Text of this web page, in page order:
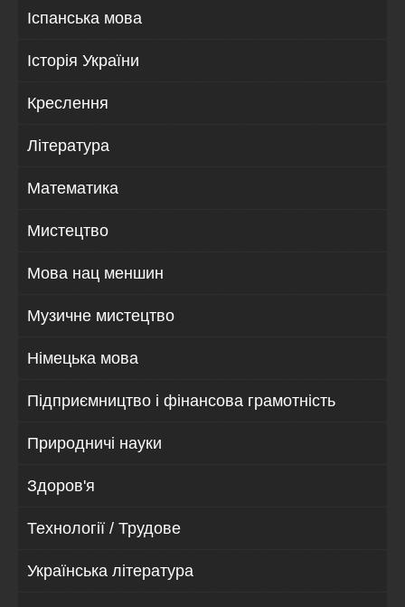
Іспанська мова
Історія України
Креслення
Література
Математика
Мистецтво
Мова нац меншин
Музичне мистецтво
Німецька мова
Підприємництво і фінансова грамотність
Природничі науки
Здоров'я
Технології / Трудове
Українська література